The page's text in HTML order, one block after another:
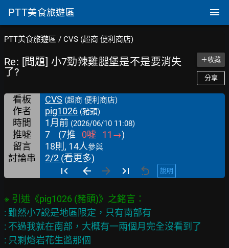
PTT美食旅遊區
PTT美食旅遊區 / CVS (超商 便利商店)
Re: [問題] 小7勁辣雞腿堡是不是要消失
了?
＋收藏
分享
看板 CVS (超商 便利商店)
作者 pig1026 (豬頭)
時間 1月前 (2026/06/10 11:08)
推噓 7 (7推 0噓 11 →)
留言
18則, 14人參與
討論串 2/2 (看更多)
說明
: 雖然小7說是地區限定，只有南部有
: 不過我就在南部，大概有一兩個月完全沒看到了
: 只剩熔岩花生醬那個